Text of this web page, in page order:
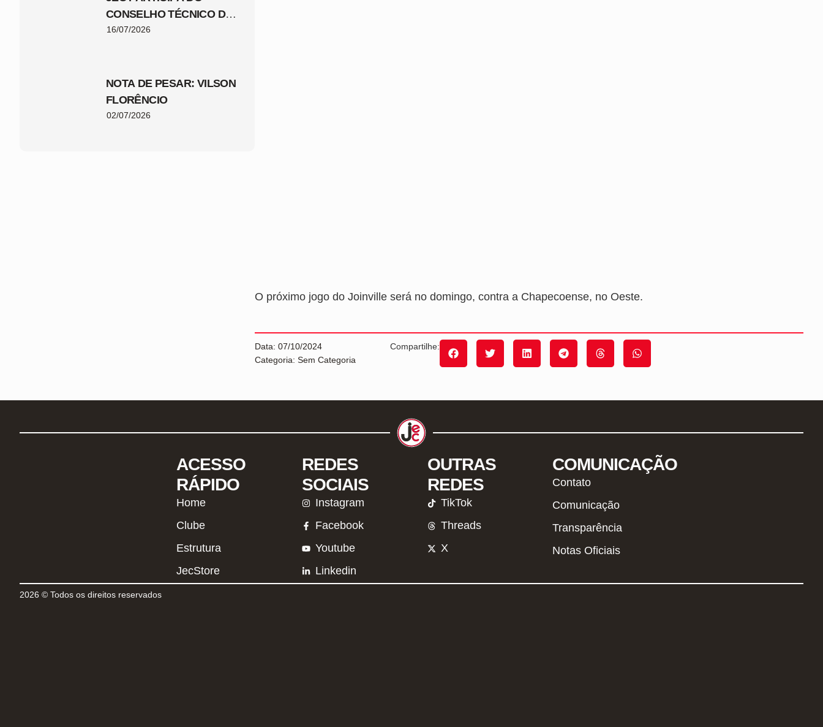
CONSELHO TÉCNICO DA
COPA SANTA CATARINA
16/07/2026
NOTA DE PESAR: VILSON
FLORÊNCIO
02/07/2026
O próximo jogo do Joinville será no domingo, contra a Chapecoense, no Oeste.
Data: 07/10/2024
Categoria: Sem Categoria
Compartilhe:
ACESSO
RÁPIDO
Home
Clube
Estrutura
JecStore
REDES
SOCIAIS
Instagram
Facebook
Youtube
Linkedin
OUTRAS
REDES
TikTok
Threads
X
COMUNICAÇÃO
Contato
Comunicação
Transparência
Notas Oficiais
2026 © Todos os direitos reservados